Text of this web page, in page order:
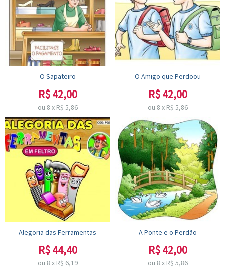
O Sapateiro
R$42,00
ou 8 x R$ 5,86
O Amigo que Perdoou
R$42,00
ou 8 x R$ 5,86
Alegoria das Ferramentas
R$44,40
ou 8 x R$ 6,19
A Ponte e o Perdão
R$42,00
ou 8 x R$ 5,86